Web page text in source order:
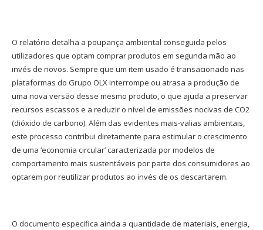
O relatório detalha a poupança ambiental conseguida pelos
utilizadores que optam comprar produtos em segunda mão ao
invés de novos. Sempre que um item usado é transacionado nas
plataformas do Grupo OLX interrompe ou atrasa a produção de
uma nova versão desse mesmo produto, o que ajuda a preservar
recursos escassos e a reduzir o nível de emissões nocivas de CO2
(dióxido de carbono). Além das evidentes mais-valias ambientais,
este processo contribui diretamente para estimular o crescimento
de uma ‘economia circular’ caracterizada por modelos de
comportamento mais sustentáveis por parte dos consumidores ao
optarem por reutilizar produtos ao invés de os descartarem.
O documento especifica ainda a quantidade de materiais, energia,